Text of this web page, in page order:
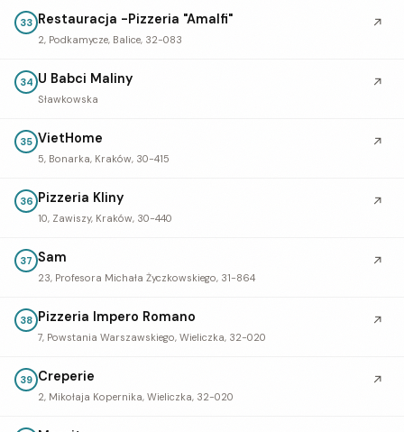
33 Restauracja -Pizzeria "Amalfi"
2, Podkamycze, Balice, 32-083
↗
34 U Babci Maliny
Sławkowska
↗
35 VietHome
5, Bonarka, Kraków, 30-415
↗
36 Pizzeria Kliny
10, Zawiszy, Kraków, 30-440
↗
37 Sam
23, Profesora Michała Życzkowskiego, 31-864
↗
38 Pizzeria Impero Romano
7, Powstania Warszawskiego, Wieliczka, 32-020
↗
39 Creperie
2, Mikołaja Kopernika, Wieliczka, 32-020
↗